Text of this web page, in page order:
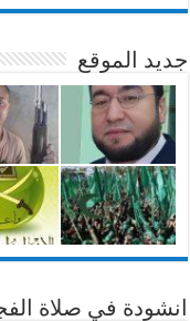
جديد الموقع
انشودة في صلاة